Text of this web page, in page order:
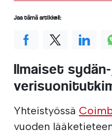
Ilmaiset
Yhteistyössä
vuoden
Jaa tämä artikkeli: